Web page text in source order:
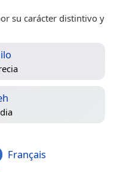
su carácter distintivo y
Français